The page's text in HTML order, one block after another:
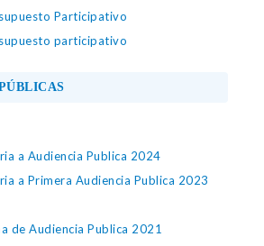
Participativo
participativo
a Audiencia Publica 2024
a Primera Audiencia Publica 2023
de Audiencia Publica 2021